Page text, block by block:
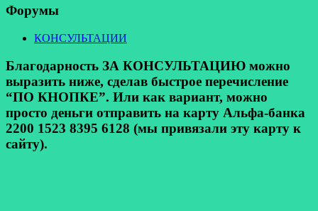
Форумы
КОНСУЛЬТАЦИИ
Благодарность ЗА КОНСУЛЬТАЦИЮ можно
выразить ниже, сделав быстрое перечисление
“ПО КНОПКЕ”. Или как вариант, можно
просто деньги отправить на карту Альфа-банка
2200 1523 8395 6128 (мы привязали эту карту к
сайту).